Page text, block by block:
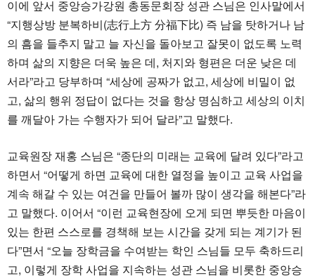
이에 앞서 중앙승가강원 총동문회장 성관 스님은 인사말에서
“지행상방 분복하비(志行上方 分福下比) 즉 남을 탓하거나 남
의 흠을 들추지 말고 늘 자신을 돌아보고 잘못이 없도록 노력
하며 삶의 지향은 더욱 높은 데, 처지와 형편은 더운 낮은 데
서라”라고 당부하며 “세상에 공짜가 없고, 세상에 비밀이 없
고, 삶의 행위 정답이 없다는 것을 항상 명심하고 세상의 이치
를 깨달아 가는 수행자가 되어 달라”고 말했다.
교육원장 재홍 스님은 “종단의 미래는 교육에 달려 있다”라고
하면서 “어떻게 하면 교육에 대한 열정을 높이고 교육 사업을
계속 해갈 수 있는 여건을 만들어 볼까 많이 생각을 해본다”라
고 말했다. 이어서 “이런 교육현장에 오게 되면 뿌듯한 마음이
있는 한편 스스로를 경책해 보는 시간을 갖게 되는 계기가 된
다”면서 “오늘 장학금을 수여받는 학인 스님들 모두 축하드리
고, 이렇게 장학 사업을 지속하는 성관 스님을 비롯한 중앙승